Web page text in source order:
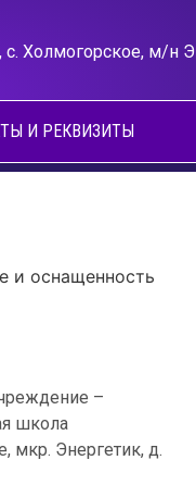
Холмогорское, м/н
И РЕКВИЗИТЫ
и оснащенность
–
школа
мкр. Энергетик, д.